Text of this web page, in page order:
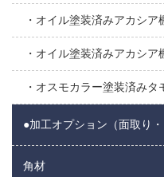
オイル塗装済みアカシア
オイル塗装済みアカシア
オスモカラー塗装済みタ
●加工オプション（面取り
角材